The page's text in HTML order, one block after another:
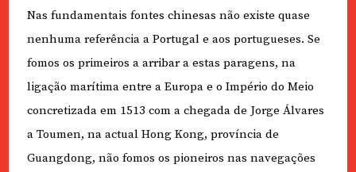
Nas fundamentais fontes chinesas não existe quase
nenhuma referência a Portugal e aos portugueses. Se
fomos os primeiros a arribar a estas paragens, na
ligação marítima entre a Europa e o Império do Meio
concretizada em 1513 com a chegada de Jorge Álvares
a Toumen, na actual Hong Kong, província de
Guangdong, não fomos os pioneiros nas navegações